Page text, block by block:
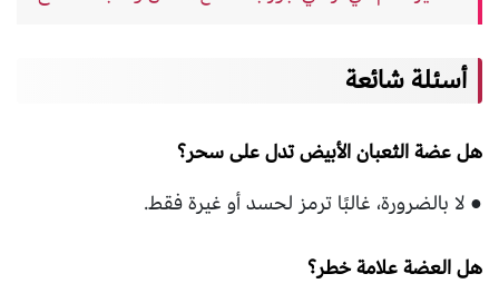
أسئلة شائعة
هل عضة الثعبان الأبيض تدل على سحر؟
● لا بالضرورة، غالبًا ترمز لحسد أو غيرة فقط.
هل العضة علامة خطر؟